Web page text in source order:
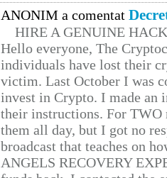
ANONIM a comentat
HIRE A GENUINE
Hello everyone, The
individuals have lost their
victim. Last October I was
invest in Crypto. I made
their instructions. For TWO
them all day, but I got no
broadcast that teaches on
ANGELS RECOVERY